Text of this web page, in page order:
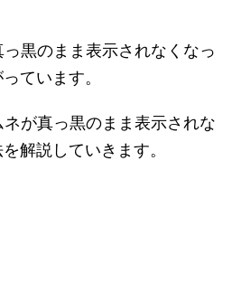
黒のまま表示されなくなっ
ています。
が真っ黒のまま表示されな
解説していきます。